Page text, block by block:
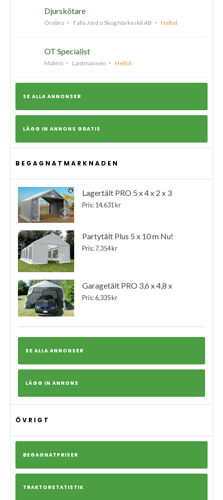
Djurskötare
Örebro Falla Jord o Skog Närkeskil AB Heltid
OT Specialist
Malmö Lantmännen Heltid
SE ALLA ANNONSER
LÄGG IN ANNONS GRATIS
BEGAGNATMARKNADEN
Lagertält PRO 5 x 4 x 2 x 3
Pris: 14,631 kr
Partytält Plus 5 x 10 m Nu!
Pris: 7,354 kr
Garagetält PRO 3,6 x 4,8 x
Pris: 6,335 kr
SE ALLA ANNONSER
LÄGG IN ANNONS
ÖVRIGT
BEGAGNATPRISER
TRAKTORSTATISTIK